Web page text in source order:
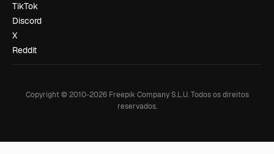
TikTok
Discord
X
Reddit
Copyright © 2010-2026Freepik Company S.L.U. Todos os direitos
reservados.